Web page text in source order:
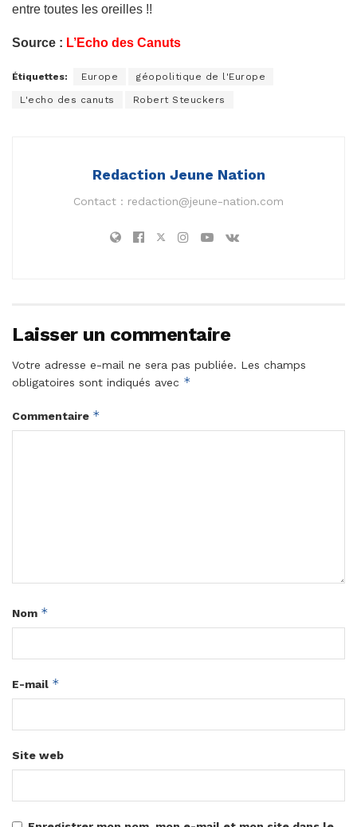
entre toutes les oreilles !!
Source : L’Echo des Canuts
Étiquettes: Europe géopolitique de l'Europe
L'echo des canuts Robert Steuckers
Redaction Jeune Nation
Contact : redaction@jeune-nation.com
Laisser un commentaire
Votre adresse e-mail ne sera pas publiée. Les champs
obligatoires sont indiqués avec *
Commentaire *
Nom *
E-mail *
Site web